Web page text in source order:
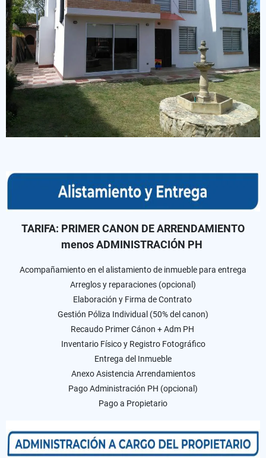
TARIFA: PRIMER CANON DE ARRENDAMIENTO
menos ADMINISTRACIÓN PH
Acompañamiento en el alistamiento de inmueble para entrega
Arreglos y reparaciones (opcional)
Elaboración y Firma de Contrato
Gestión Póliza Individual (50% del canon)
Recaudo Primer Cánon + Adm PH
Inventario Físico y Registro Fotográfico
Entrega del Inmueble
Anexo Asistencia Arrendamientos
Pago Administración PH (opcional)
Pago a Propietario